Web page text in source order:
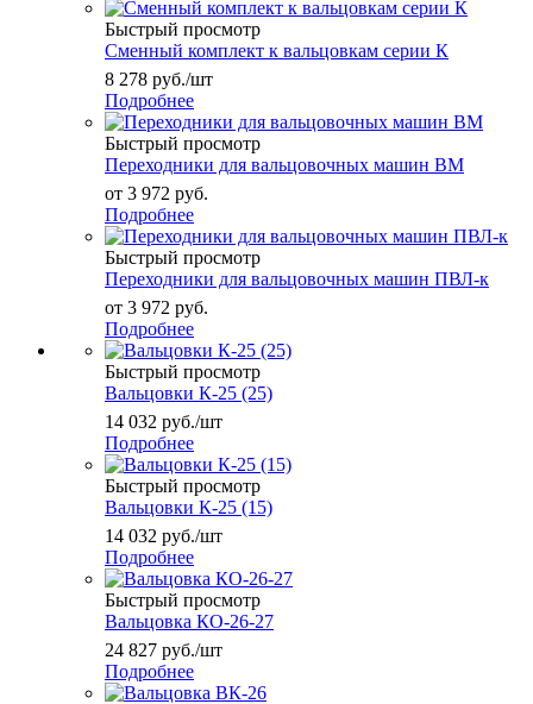
Быстрый просмотр
Сменный комплект к вальцовкам серии К
8 278 руб./шт
Подробнее
Быстрый просмотр
Переходники для вальцовочных машин ВМ
от 3 972 руб.
Подробнее
Быстрый просмотр
Переходники для вальцовочных машин ПВЛ-к
от 3 972 руб.
Подробнее
Быстрый просмотр
Вальцовки К-25 (25)
14 032 руб./шт
Подробнее
Быстрый просмотр
Вальцовки К-25 (15)
14 032 руб./шт
Подробнее
Быстрый просмотр
Вальцовка КО-26-27
24 827 руб./шт
Подробнее